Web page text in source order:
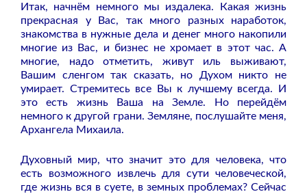
Итак, начнём немного мы издалека. Какая жизнь
прекрасная у Вас, так много разных наработок,
знакомства в нужные дела и денег много накопили
многие из Вас, и бизнес не хромает в этот час. А
многие, надо отметить, живут иль выживают,
Вашим сленгом так сказать, но Духом никто не
умирает. Стремитесь все Вы к лучшему всегда. И
это есть жизнь Ваша на Земле. Но перейдём
немного к другой грани. Земляне, послушайте меня,
Архангела Михаила.
Духовный мир, что значит это для человека, что
есть возможного извлечь для сути человеческой,
где жизнь вся в суете, в земных проблемах? Сейчас